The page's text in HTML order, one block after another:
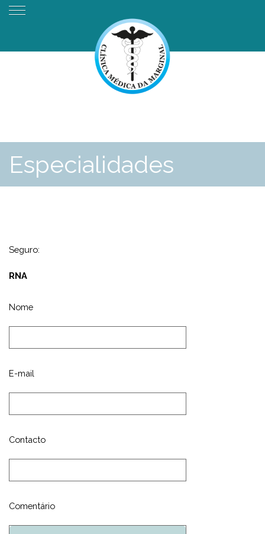
Especialidades
Seguro:
RNA
Nome
E-mail
Contacto
Comentário